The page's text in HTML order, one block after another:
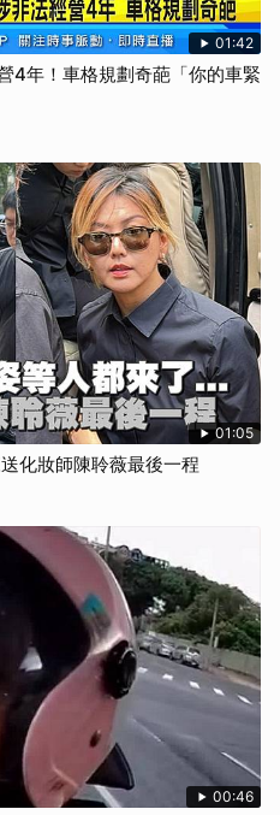
01:42
4年！車格規劃奇葩「你的車緊
01:05
化妝師陳聆薇最後一程
00:46